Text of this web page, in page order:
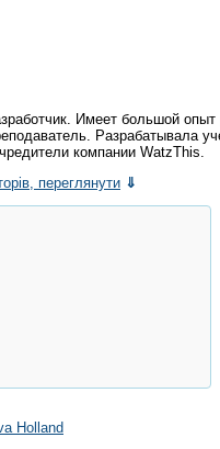
Имеет большой
Разрабатывала
компании WatzThis.
переглянути ⇓
Holland